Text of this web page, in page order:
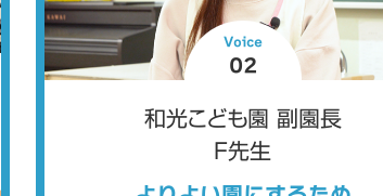
Voice
02
和光こども園 副園長
F先生